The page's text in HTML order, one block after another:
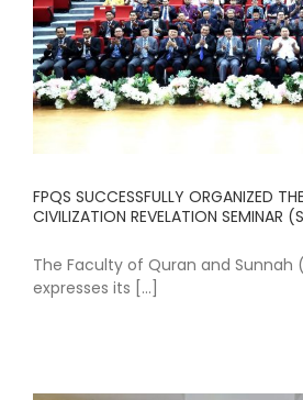
FPQS SUCCESSFULLY ORGANIZED
CIVILIZATION REVELATION SEMINAR
The Faculty of Quran and Sunnah
expresses its [...]